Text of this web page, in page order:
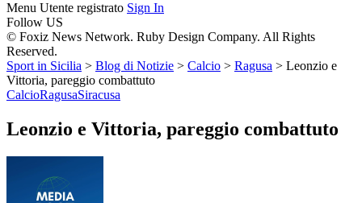
Menu Utente registrato Sign In
Follow US
© Foxiz News Network. Ruby Design Company. All Rights
Reserved.
Sport in Sicilia > Blog di Notizie > Calcio > Ragusa > Leonzio e
Vittoria, pareggio combattuto
CalcioRagusaSiracusa
Leonzio e Vittoria, pareggio combattuto